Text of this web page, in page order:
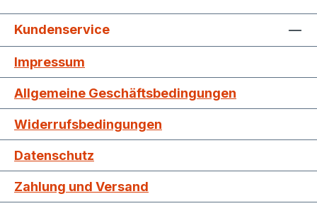
Kundenservice
Impressum
Allgemeine Geschäftsbedingungen
Widerrufsbedingungen
Datenschutz
Zahlung und Versand